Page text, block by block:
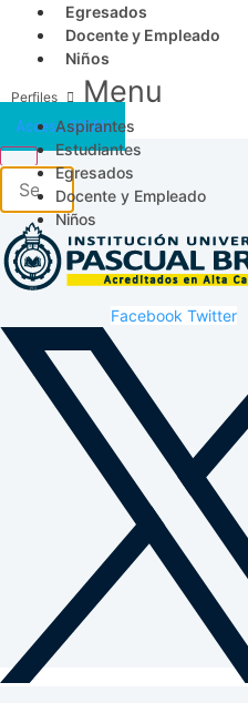
Egresados
Docente y Empleado
Niños
Menu
Aspirantes
Estudiantes
Egresados
Docente y Empleado
Niños
Acceso SICAU
Facebook Twitter